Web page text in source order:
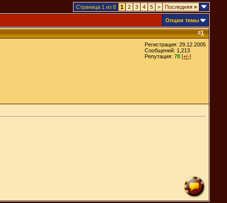
Страница 1 из 8 1 2 3 4 5 > Последняя »
Опции темы
#1
Регистрация: 29.12.2005
Сообщений: 1,213
Репутация: 78 [+/-]